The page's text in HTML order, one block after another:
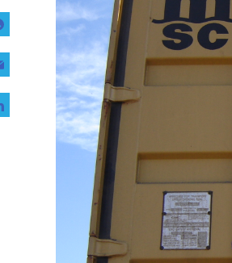
Tecnología
Transporte